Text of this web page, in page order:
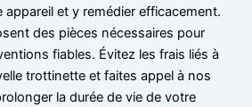
appareil et y remédier efficacement.
des pièces nécessaires pour
fiables. Évitez les frais liés à
trottinette et faites appel à nos
la durée de vie de votre